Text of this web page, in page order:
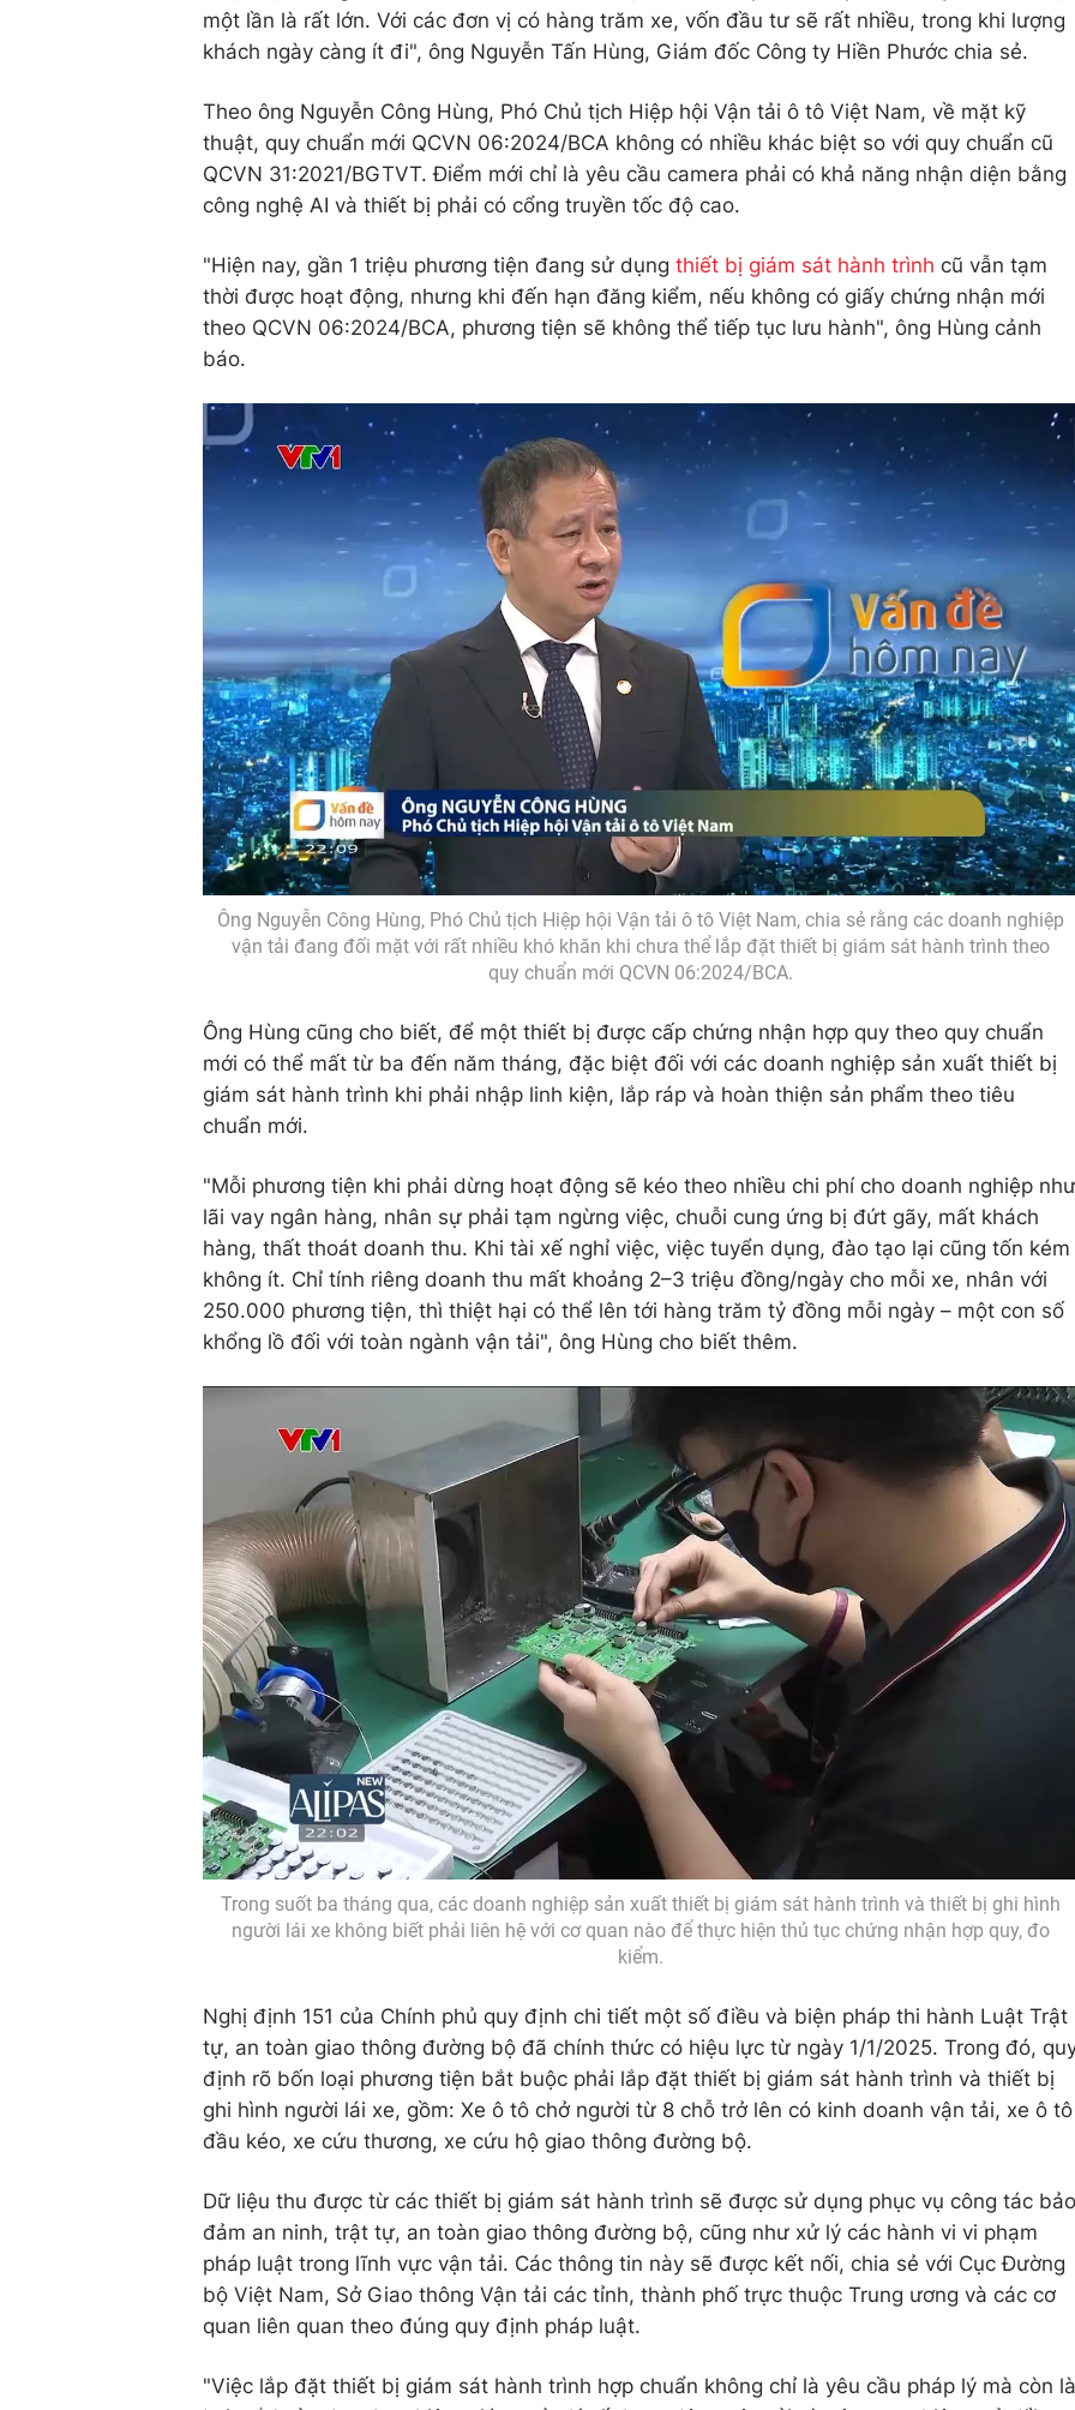
một lần là rất lớn. Với các đơn vị có hàng trăm xe, vốn đầu tư sẽ rất nhiều, trong khi lượng
khách ngày càng ít đi", ông Nguyễn Tấn Hùng, Giám đốc Công ty Hiền Phước chia sẻ.
Theo ông Nguyễn Công Hùng, Phó Chủ tịch Hiệp hội Vận tải ô tô Việt Nam, về mặt kỹ
thuật, quy chuẩn mới QCVN 06:2024/BCA không có nhiều khác biệt so với quy chuẩn cũ
QCVN 31:2021/BGTVT. Điểm mới chỉ là yêu cầu camera phải có khả năng nhận diện bằng
công nghệ AI và thiết bị phải có cổng truyền tốc độ cao.
"Hiện nay, gần 1 triệu phương tiện đang sử dụng thiết bị giám sát hành trình cũ vẫn tạm
thời được hoạt động, nhưng khi đến hạn đăng kiểm, nếu không có giấy chứng nhận mới
theo QCVN 06:2024/BCA, phương tiện sẽ không thể tiếp tục lưu hành", ông Hùng cảnh
báo.
Ông Nguyễn Công Hùng, Phó Chủ tịch Hiệp hội Vận tải ô tô Việt Nam, chia sẻ rằng các doanh nghiệp
vận tải đang đối mặt với rất nhiều khó khăn khi chưa thể lắp đặt thiết bị giám sát hành trình theo
quy chuẩn mới QCVN 06:2024/BCA.
Ông Hùng cũng cho biết, để một thiết bị được cấp chứng nhận hợp quy theo quy chuẩn
mới có thể mất từ ba đến năm tháng, đặc biệt đối với các doanh nghiệp sản xuất thiết bị
giám sát hành trình khi phải nhập linh kiện, lắp ráp và hoàn thiện sản phẩm theo tiêu
chuẩn mới.
"Mỗi phương tiện khi phải dừng hoạt động sẽ kéo theo nhiều chi phí cho doanh nghiệp như
lãi vay ngân hàng, nhân sự phải tạm ngừng việc, chuỗi cung ứng bị đứt gãy, mất khách
hàng, thất thoát doanh thu. Khi tài xế nghỉ việc, việc tuyển dụng, đào tạo lại cũng tốn kém
không ít. Chỉ tính riêng doanh thu mất khoảng 2–3 triệu đồng/ngày cho mỗi xe, nhân với
250.000 phương tiện, thì thiệt hại có thể lên tới hàng trăm tỷ đồng mỗi ngày – một con số
khổng lồ đối với toàn ngành vận tải", ông Hùng cho biết thêm.
Trong suốt ba tháng qua, các doanh nghiệp sản xuất thiết bị giám sát hành trình và thiết bị ghi hình
người lái xe không biết phải liên hệ với cơ quan nào để thực hiện thủ tục chứng nhận hợp quy, đo
kiểm.
Nghị định 151 của Chính phủ quy định chi tiết một số điều và biện pháp thi hành Luật Trật
tự, an toàn giao thông đường bộ đã chính thức có hiệu lực từ ngày 1/1/2025. Trong đó,
định rõ bốn loại phương tiện bắt buộc phải lắp đặt thiết bị giám sát hành trình và thiết bị
ghi hình người lái xe, gồm: Xe ô tô chở người từ 8 chỗ trở lên có kinh doanh vận tải, xe ô tô
đầu kéo, xe cứu thương, xe cứu hộ giao thông đường bộ.
Dữ liệu thu được từ các thiết bị giám sát hành trình sẽ được sử dụng phục vụ công tác bảo
đảm an ninh, trật tự, an toàn giao thông đường bộ, cũng như xử lý các hành vi vi phạm
pháp luật trong lĩnh vực vận tải. Các thông tin này sẽ được kết nối, chia sẻ với Cục Đường
bộ Việt Nam, Sở Giao thông Vận tải các tỉnh, thành phố trực thuộc Trung ương và các cơ
quan liên quan theo đúng quy định pháp luật.
"Việc lắp đặt thiết bị giám sát hành trình hợp chuẩn không chỉ là yêu cầu pháp lý mà còn là